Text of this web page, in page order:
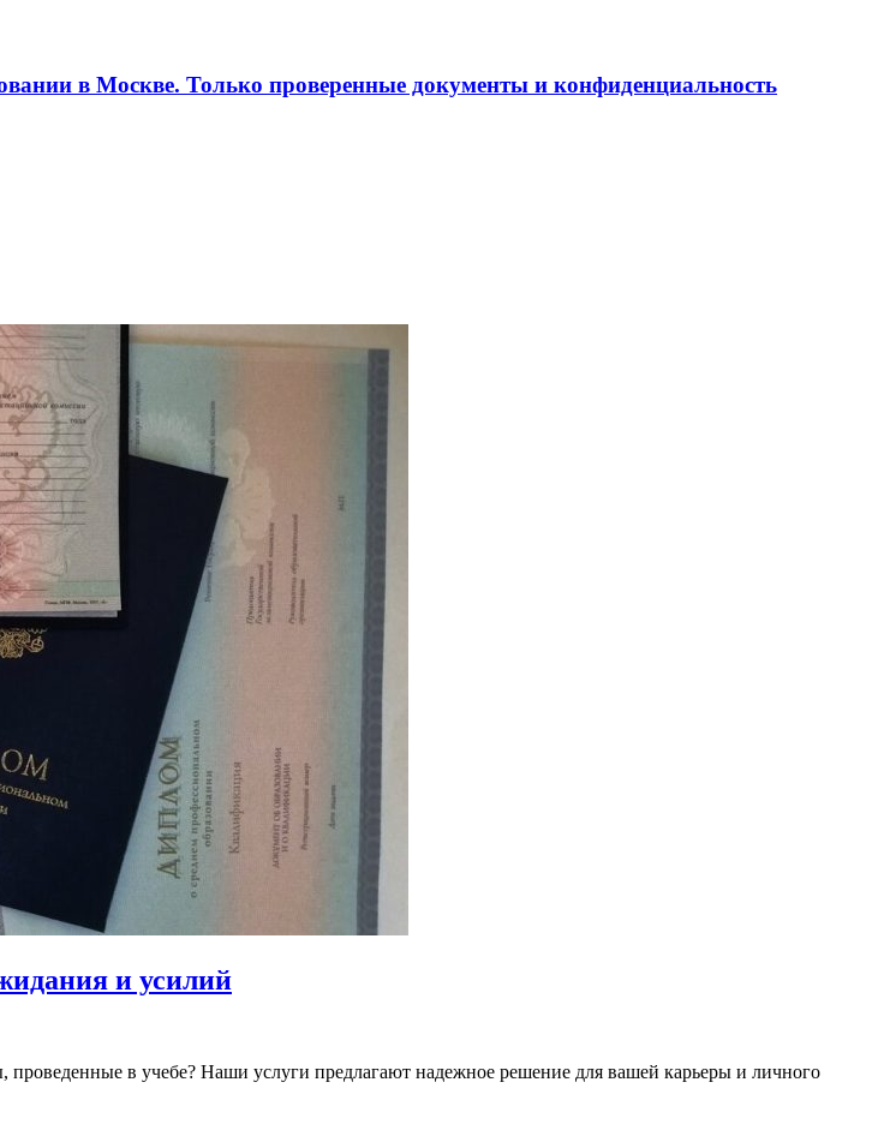
в Москве. Только проверенные документы и конфиденциальность
и усилий
в учебе? Наши услуги предлагают надежное решение для вашей карьеры и личного